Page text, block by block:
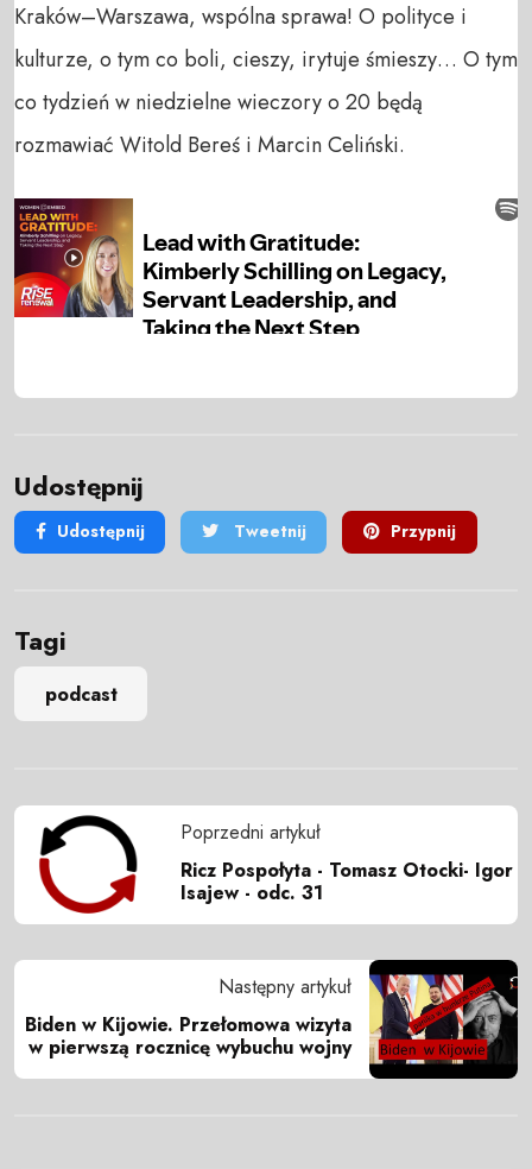
Kraków–Warszawa, wspólna sprawa! O polityce i
kulturze, o tym co boli, cieszy, irytuje śmieszy… O tym
co tydzień w niedzielne wieczory o 20 będą
rozmawiać Witold Bereś i Marcin Celiński.
Udostępnij
Udostępnij Tweetnij Przypnij
Tagi
podcast
Poprzedni artykuł
Ricz Pospołyta - Tomasz Otocki- Igor
Isajew - odc. 31
Następny artykuł
Biden w Kijowie. Przełomowa wizyta
w pierwszą rocznicę wybuchu wojny